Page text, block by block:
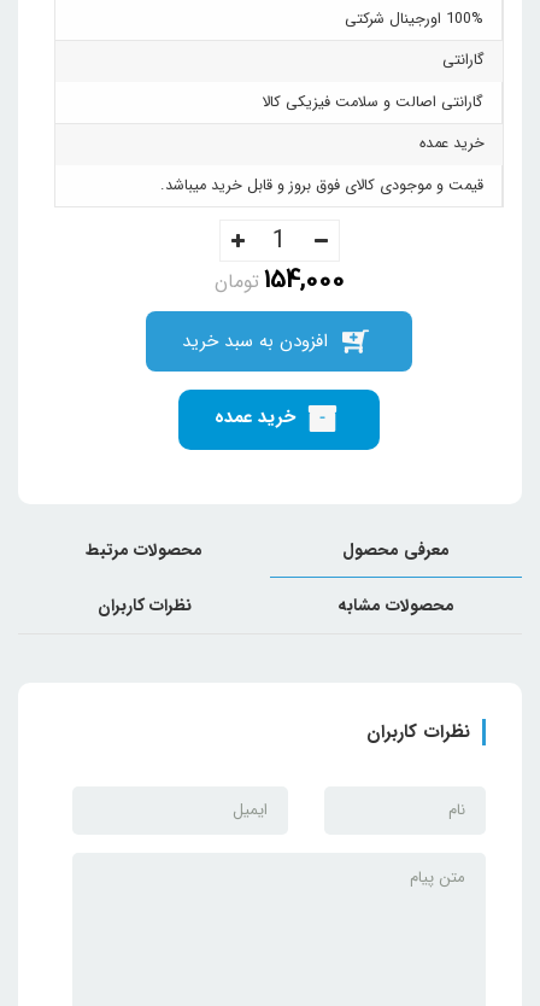
100% اورجینال شرکتی
گارانتی
گارانتی اصالت و سلامت فیزیکی کالا
خرید عمده
قیمت و موجودی کالای فوق بروز و قابل خرید میباشد.
154,000تومان
افزودن به سبد خرید
خرید عمده
معرفی محصول محصولات مرتبط
محصولات مشابه نظرات کاربران
نظرات کاربران